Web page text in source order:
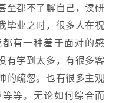
至都不了解自己，读研
毕业之时，很多人在祝
有一种羞于面对的感
有学到太多，有很多客
的疏忽。也有很多主观
等。无论如何综合而